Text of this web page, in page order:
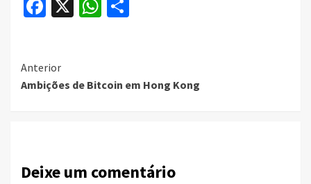
Facebook
X WhatsApp
Continue
Reading
Anterior
Ambições de Bitcoin em Hong Kong
Deixe um comentário